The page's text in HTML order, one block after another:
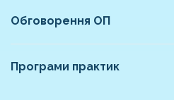
Обговорення ОП
Програми практик